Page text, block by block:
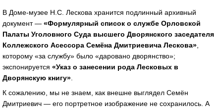
В Доме-музее Н.С. Лескова хранится подлинный архивный
документ — «Формулярный список о службе Орловской
Палаты Уголовного Суда высшего Дворянского заседателя
Коллежского Асессора Семёна Дмитриевича Лескова»
которому «за службу» было «даровано дворянство»;
экспонируется «Указ о занесении рода Лесковых в
Дворянскую книгу»
К сожалению, мы не знаем, как внешне выглядел Семён
Дмитриевич — его портретное изображение не сохранилось. А